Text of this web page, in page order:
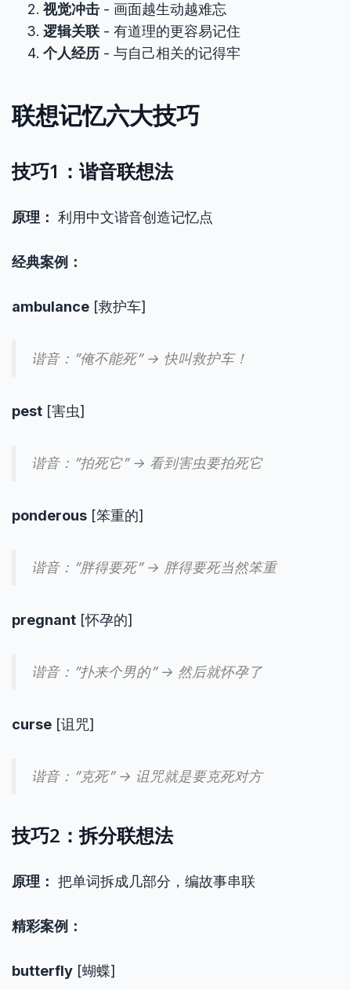
视觉冲击 - 画面越生动越难忘
逻辑关联 - 有道理的更容易记住
个人经历 - 与自己相关的记得牢
联想记忆六大技巧
技巧1：谐音联想法
原理： 利用中文谐音创造记忆点
经典案例：
ambulance [救护车]
谐音：”俺不能死” → 快叫救护车！
pest [害虫]
谐音：”拍死它” → 看到害虫要拍死它
ponderous [笨重的]
谐音：”胖得要死” → 胖得要死当然笨重
pregnant [怀孕的]
谐音：”扑来个男的” → 然后就怀孕了
curse [诅咒]
谐音：”克死” → 诅咒就是要克死对方
技巧2：拆分联想法
原理： 把单词拆成几部分，编故事串联
精彩案例：
butterfly [蝴蝶]